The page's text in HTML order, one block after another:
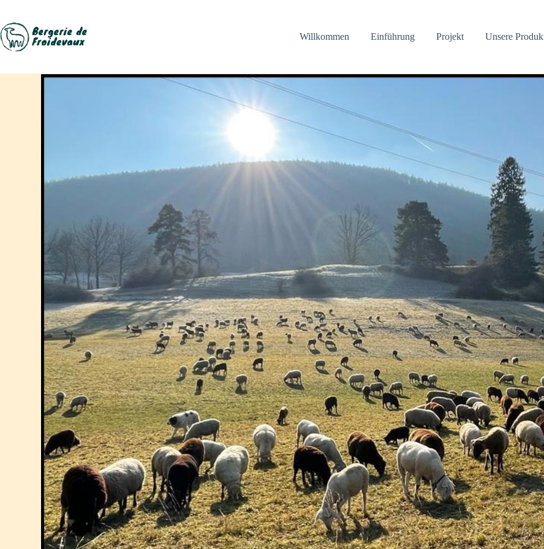
Willkommen Einführung Projekt Unsere